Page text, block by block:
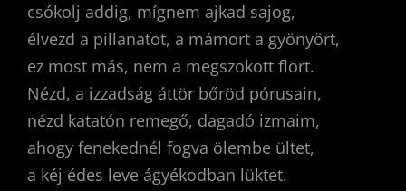
csókolj addig, mígnem ajkad sajog,
élvezd a pillanatot, a mámort a gyönyört,
ez most más, nem a megszokott flört.
Nézd, a izzadság áttör bőröd pórusain,
nézd katatón remegő, dagadó izmaim,
ahogy fenekednél fogva ölembe ültet,
a kéj édes leve ágyékodban lüktet.